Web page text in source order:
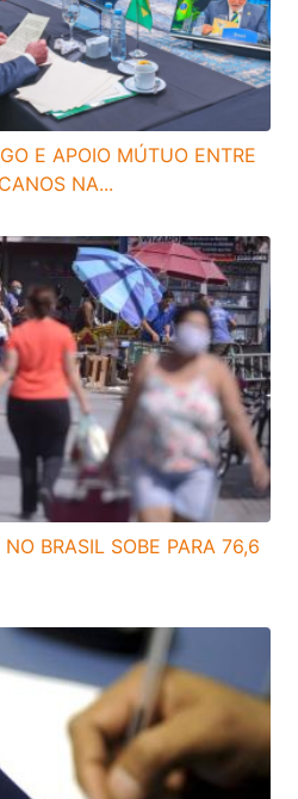
E APOIO MÚTUO ENTRE
NA...
BRASIL SOBE PARA 76,6